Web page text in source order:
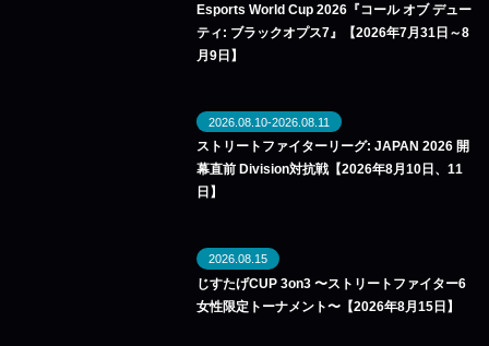
Esports World Cup 2026『コール オブ デュー
ティ: ブラックオプス7』【2026年7月31日～8
月9日】
2026.08.10-2026.08.11
ストリートファイターリーグ: JAPAN 2026 開
幕直前 Division対抗戦【2026年8月10日、11
日】
2026.08.15
じすたげCUP 3on3 〜ストリートファイター6
女性限定トーナメント〜【2026年8月15日】